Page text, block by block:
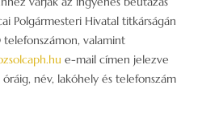
Polgármesteri Hivatal titkárságán
valamint
e-mail címen jelezve
név, lakóhely és telefonszám